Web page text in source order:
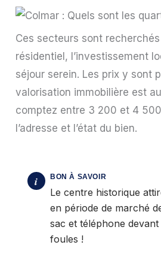
Ces secteurs sont
résidentiel, l’investissement
séjour serein. Les prix y sont
valorisation immobilière est
comptez entre 3 200 et 4
l’adresse et l’état du bien.
Le centre historique
en période de marché
sac et téléphone
foules !